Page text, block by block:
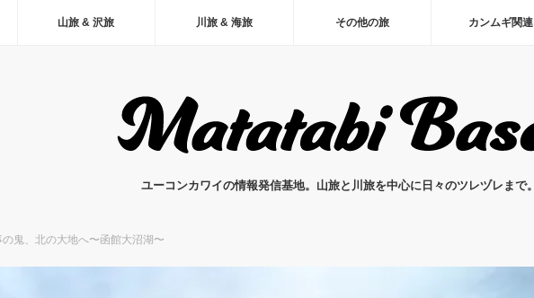
山旅 & 沢旅 川旅 & 海旅 その他の旅 カンムギ関連
ユーコンカワイの情報発信基地。山旅と川旅を中心に日々のツレヅレまで。
の鬼、北の大地へ〜函館大沼湖〜